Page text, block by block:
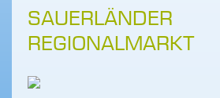
SAUERLÄNDER
REGIONALMARKT